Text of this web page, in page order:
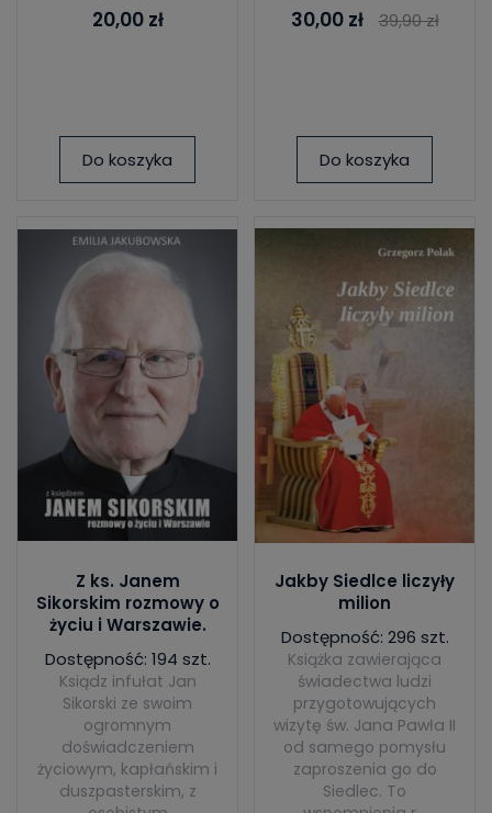
20,00 zł
Do koszyka
30,00 zł 39,90 zł
Do koszyka
Z ks. Janem
Sikorskim rozmowy o
życiu i Warszawie.
Dostępność: 194 szt.
Ksiądz infułat Jan
Sikorski ze swoim
ogromnym
doświadczeniem
życiowym, kapłańskim i
duszpasterskim, z
Jakby Siedlce liczyły
milion
Dostępność: 296 szt.
Książka zawierająca
świadectwa ludzi
przygotowujących
wizytę św. Jana Pawła II
od samego pomysłu
zaproszenia go do
Siedlec. To